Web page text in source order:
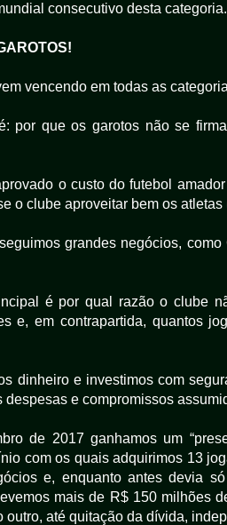
consecutivo desta categoria.
vencendo em todas as
por que os garotos não se
o custo do futebol
o clube aproveitar bem os
grandes negócios,
é por qual razão o clube
e, em contrapartida, quantos
dinheiro e investimos com
despesas e compromissos
de 2017 ganhamos um
com os quais adquirimos 13
e, enquanto antes devia
mais de R$ 150 milhões
outro, até quitação da dívida,